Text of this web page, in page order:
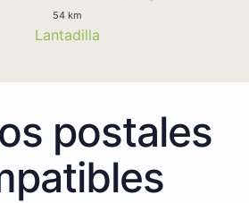
54 km
Lantadilla
postales